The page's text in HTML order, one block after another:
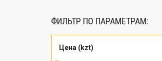
ФИЛЬТР ПО ПАРАМЕТРАМ:
Цена (kzt)